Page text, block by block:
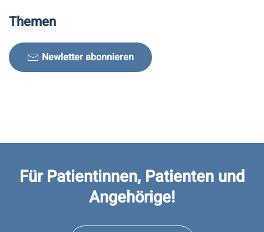
Themen
Newletter abonnieren
Für Patientinnen, Patienten und
Angehörige!